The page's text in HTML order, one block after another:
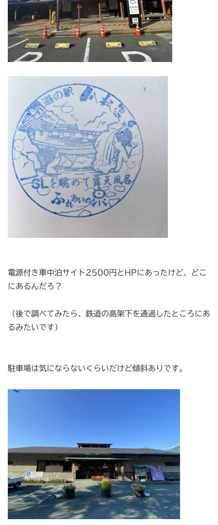
電源付き車中泊サイト2500円とHPにあったけど、どこ
にあるんだろ？
（後で調べてみたら、鉄道の高架下を通過したところにあ
るみたいです）
駐車場は気にならないくらいだけど傾斜ありです。